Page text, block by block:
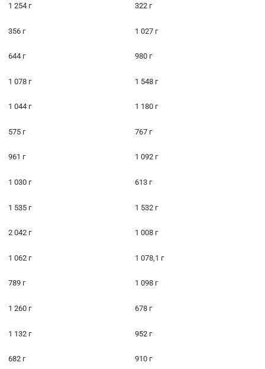
1 254 г 322 г
356 г 1 027 г
644 г 980 г
1 078 г 1 548 г
1 044 г 1 180 г
575 г 767 г
961 г 1 092 г
1 030 г 613 г
1 535 г 1 532 г
2 042 г 1 008 г
1 062 г 1 078,1 г
789 г 1 098 г
1 260 г 678 г
1 132 г 952 г
682 г 910 г